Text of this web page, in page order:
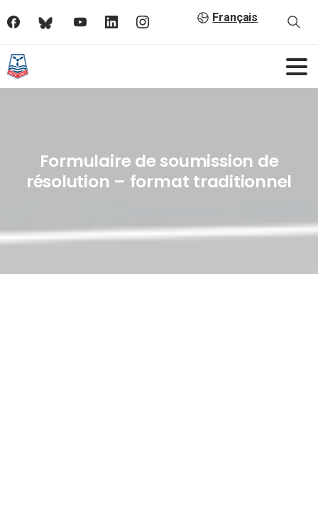
Français
Formulaire de soumission de
résolution – format traditionnel